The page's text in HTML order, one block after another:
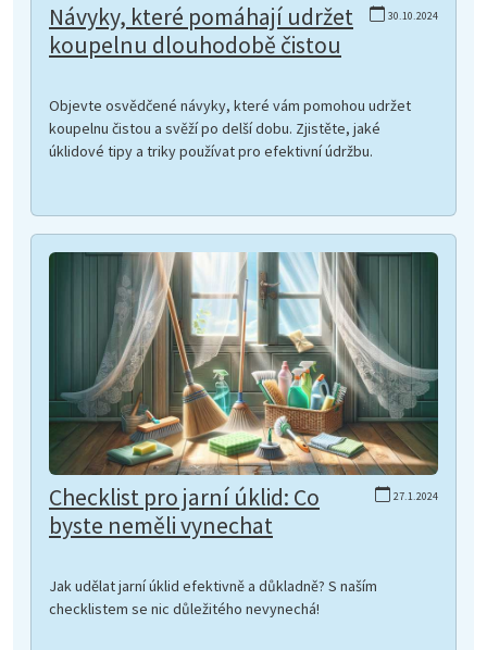
30.10.2024
Návyky, které pomáhají udržet
koupelnu dlouhodobě čistou
Objevte osvědčené návyky, které vám pomohou udržet
koupelnu čistou a svěží po delší dobu. Zjistěte, jaké
úklidové tipy a triky používat pro efektivní údržbu.
27.1.2024
Checklist pro jarní úklid: Co
byste neměli vynechat
Jak udělat jarní úklid efektivně a důkladně? S naším
checklistem se nic důležitého nevynechá!